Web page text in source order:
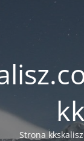
Strona